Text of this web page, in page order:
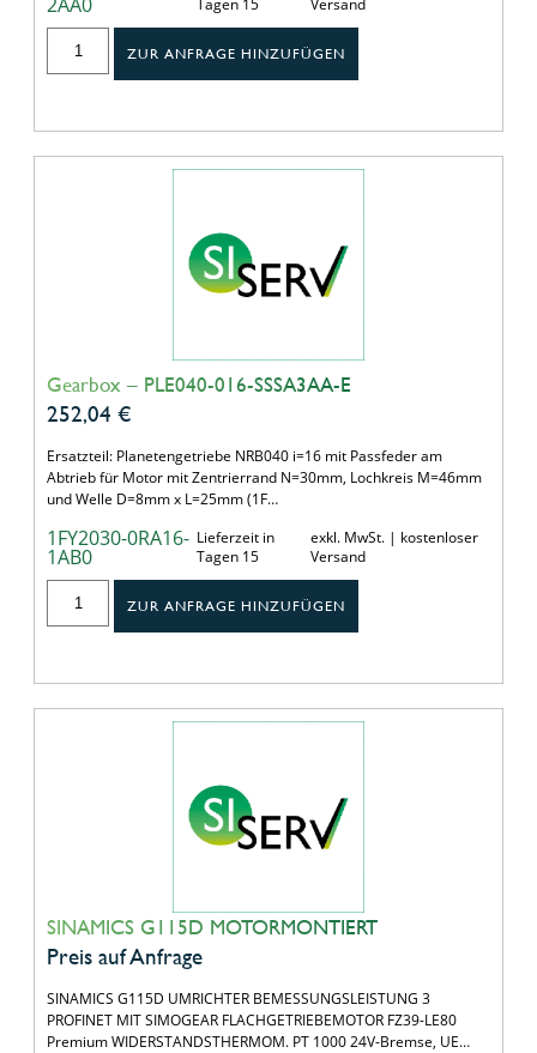
ZUR ANFRAGE HINZUFÜGEN
Gearbox – PLE040-016-SSSA3AA-E
252,04 €
Ersatzteil: Planetengetriebe NRB040 i=16 mit Passfeder am
Abtrieb für Motor mit Zentrierrand N=30mm, Lochkreis M=46mm
und Welle D=8mm x L=25mm (1F…
1FY2030-0RA16-
1AB0
Lieferzeit in
Tagen 15
exkl. MwSt. | kostenloser
Versand
ZUR ANFRAGE HINZUFÜGEN
SINAMICS G115D MOTORMONTIERT
Preis auf Anfrage
SINAMICS G115D UMRICHTER BEMESSUNGSLEISTUNG 3
PROFINET MIT SIMOGEAR FLACHGETRIEBEMOTOR FZ39-LE80
Premium WIDERSTANDSTHERMOM. PT 1000 24V-Bremse, UE…